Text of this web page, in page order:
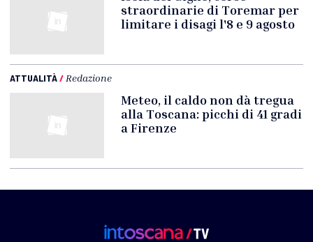
straordinarie di Toremar per
limitare i disagi l'8 e 9 agosto
ATTUALITÀ/ Redazione
Meteo, il caldo non dà tregua
alla Toscana: picchi di 41 gradi
a Firenze